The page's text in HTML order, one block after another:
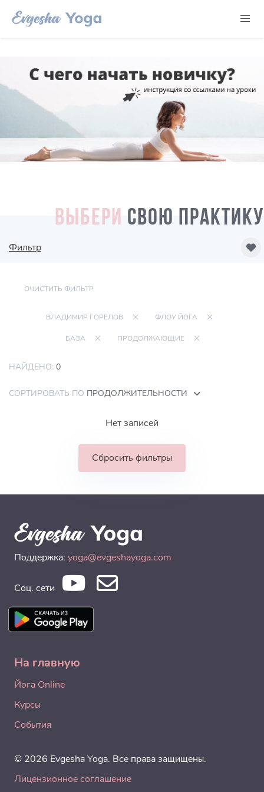
ВЫБЕРИ СВОЮ ПРАКТИКУ
Фильтр
ОЧИСТИТЬ ФИЛЬТР
ВЛАДИМИР ГОРЕЛОВ ФЛОУ ЙОГА
БАЗА ПРОДОЛЖАЮЩИЕ
НАЙДЕНО: 0
СОРТИРОВАТЬ ПО ПРОДОЛЖИТЕЛЬНОСТИ
Нет записей
Сбросить фильтры
Поддержка: yoga@evgeshayoga.com
Соц. сети
На главную
Йога Online
Курсы
События
© 2026 Evgesha Yoga. Все права защищены.
Лицензионное соглашение